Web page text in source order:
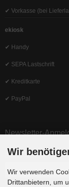
✔ Vorkasse (bei
ekiosk
✔ Handy
✔ SEPA Lastschrift
✔ Kreditkarte
✔ PayPal
Newsletter-
E-Mail-Adresse:
Wir
Wir verwenden
Drittanbietern, um